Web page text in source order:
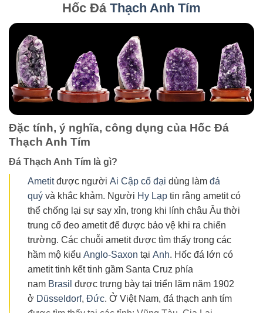
Hốc Đá Thạch Anh Tím
Đặc tính, ý nghĩa, công dụng của Hốc Đá
Thạch Anh Tím
Đá Thạch Anh Tím là gì?
Ametitđược người Ai Cập cổ đại dùng làm đá
quý và khắc khảm. Người Hy Lạp tin rằng ametit có
thể chống lại sự say xỉn, trong khi lính châu Âu thời
trung cổ đeo ametit để được bảo vệ khi ra chiến
trường. Các chuỗi ametit được tìm thấy trong các
hầm mộ kiểu Anglo-Saxon tại Anh. Hốc đá lớn có
ametit tinh kết tinh gầm Santa Cruz phía
nam Brasil được trưng bày tại triển lãm năm 1902
ở Düsseldorf, Đức. Ở Việt Nam, đá thạch anh tím